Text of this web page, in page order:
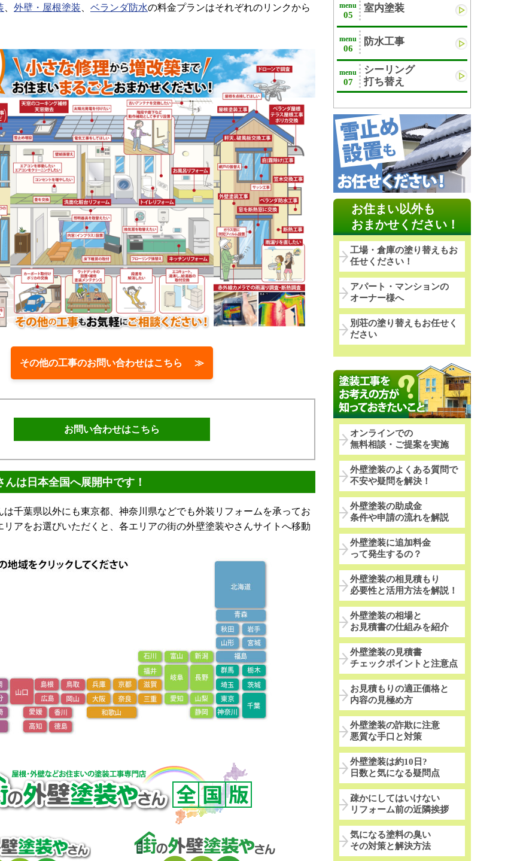
外壁・屋根塗装 ベランダ防水の料金プランはそれぞれのリンクから
その他の工事のお問い合わせはこちら ≫
お問い合わせはこちら
は日本全国へ展開中です！
千葉県以外にも東京都、神奈川県などでも外装リフォームを承ってお
リアをお選びいただくと、各エリアの街の外壁塗装やさんサイトへ移動
menu
05
室内塗装
menu
06
防水工事
menu
07
シーリング
打ち替え
お住まい以外も
おまかせください！
工場・倉庫の塗り替えもお
任せください！
アパート・マンションの
オーナー様へ
別荘の塗り替えもお任せく
ださい
オンラインでの
無料相談・ご提案を実施
外壁塗装のよくある質問で
不安や疑問を解決！
外壁塗装の助成金
条件や申請の流れを解説
外壁塗装に追加料金
って発生するの？
外壁塗装の相見積もり
必要性と活用方法を解説！
外壁塗装の相場と
お見積書の仕組みを紹介
外壁塗装の見積書
チェックポイントと注意点
お見積もりの適正価格と
内容の見極め方
外壁塗装の詐欺に注意
悪質な手口と対策
外壁塗装は約10日?
日数と気になる疑問点
疎かにしてはいけない
リフォーム前の近隣挨拶
気になる塗料の臭い
その対策と解決方法